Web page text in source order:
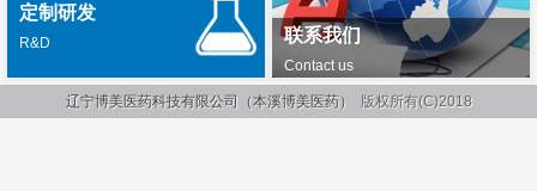
联系我们
Contact us
定制研发
R&D
辽宁博美医药科技有限公司（本溪博美医药） 版权所有(C)2018